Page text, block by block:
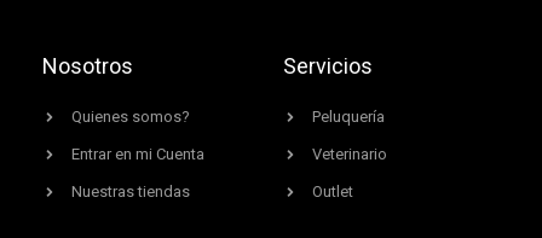
Nosotros
Quienes somos?
Entrar en mi Cuenta
Nuestras tiendas
Servicios
Peluquería
Veterinario
Outlet